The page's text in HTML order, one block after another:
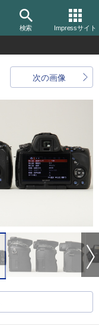
検索 Impressサイト
次の画像